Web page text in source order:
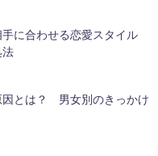
に合わせる恋愛スタイル
法
因とは？ 男女別のきっかけ